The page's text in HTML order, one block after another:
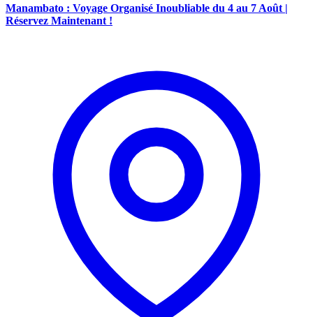
Manambato : Voyage Organisé Inoubliable du 4 au 7 Août |
Réservez Maintenant !